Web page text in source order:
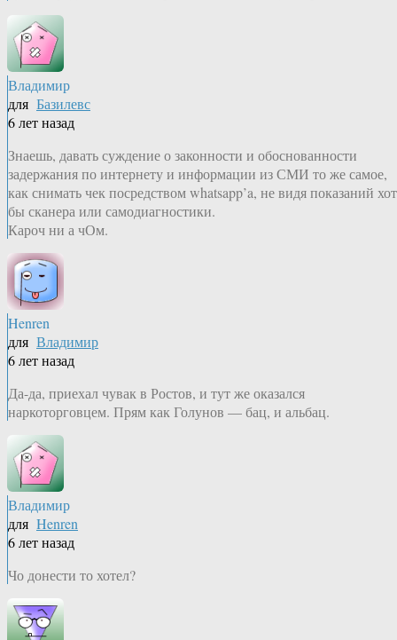
Владимир
для Базилевс
6 лет назад
Знаешь, давать суждение о законности и обоснованности
задержания по интернету и информации из СМИ то же самое,
как снимать чек посредством whatsapp’a, не видя показаний
бы сканера или самодиагностики.
Кароч ни а чОм.
Henren
для Владимир
6 лет назад
Да-да, приехал чувак в Ростов, и тут же оказался
наркоторговцем. Прям как Голунов — бац, и альбац.
Владимир
для Henren
6 лет назад
Чо донести то хотел?